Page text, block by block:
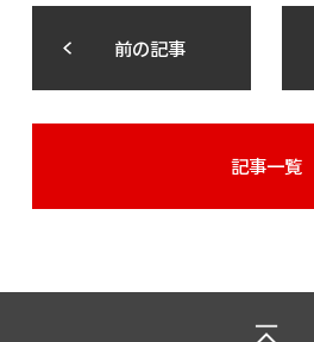
前の記事
記事一覧